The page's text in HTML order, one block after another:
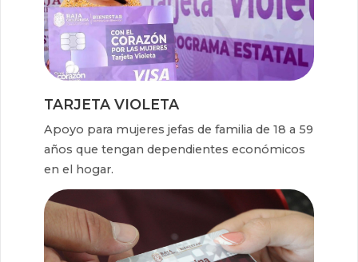
TARJETA VIOLETA
Apoyo para mujeres jefas de familia de 18 a 59
años que tengan dependientes económicos
en el hogar.